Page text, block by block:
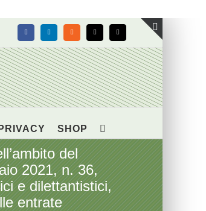
FacebookLinkedIn Rss X Email
PRIVACY SHOP
del
2021, n. 36,
e dilettantistici,
entrate
Toggle
area
barra
scorrevole